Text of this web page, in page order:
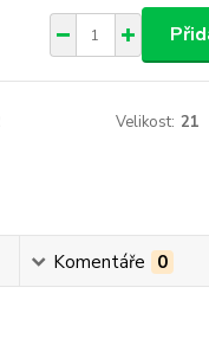
Velikost: 21
Komentáře 0